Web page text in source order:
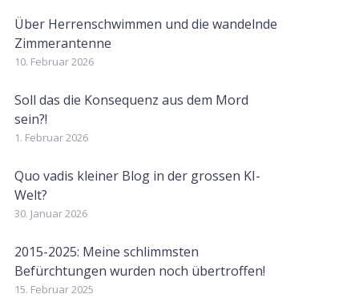
Über Herrenschwimmen und die wandelnde
Zimmerantenne
10. Februar 2026
Soll das die Konsequenz aus dem Mord
sein?!
1. Februar 2026
Quo vadis kleiner Blog in der grossen KI-
Welt?
30. Januar 2026
2015-2025: Meine schlimmsten
Befürchtungen wurden noch übertroffen!
15. Februar 2025